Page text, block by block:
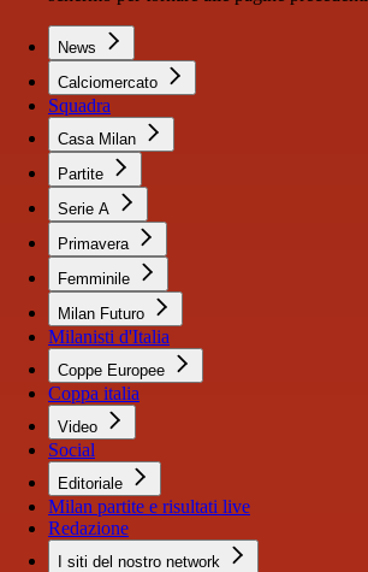
News
Calciomercato
Squadra
Casa Milan
Partite
Serie A
Primavera
Femminile
Milan Futuro
Milanisti d'Italia
Coppe Europee
Coppa italia
Video
Social
Editoriale
Milan partite e risultati live
Redazione
I siti del nostro network